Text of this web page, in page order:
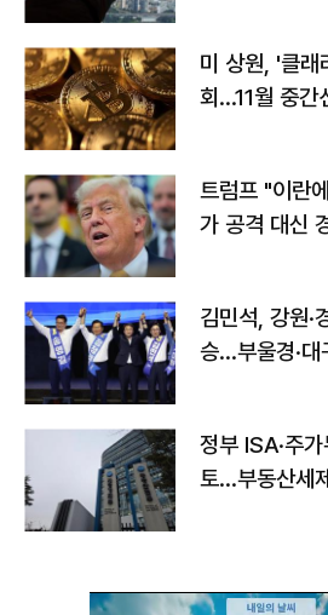
미 상원, '클래
회…11월 중간
트럼프 "이란
가 공격 대신
김민석, 강원·
승…부울경·대
정부 ISA·주
토…부동산세